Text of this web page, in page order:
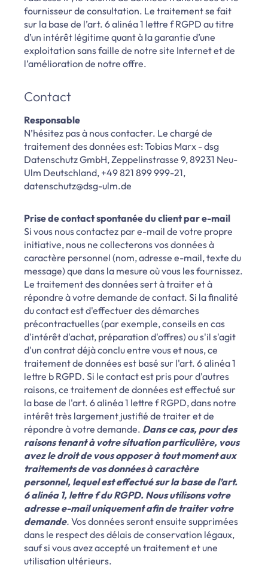
fournisseur de consultation. Le traitement se fait
sur la base de l’art. 6 alinéa 1 lettre f RGPD au titre
d’un intérêt légitime quant à la garantie d’une
exploitation sans faille de notre site Internet et de
l’amélioration de notre offre.
Contact
Responsable
N’hésitez pas à nous contacter. Le chargé de
traitement des données est: Tobias Marx - dsg
Datenschutz GmbH, Zeppelinstrasse 9, 89231 Neu-
Ulm Deutschland, +49 821 899 999-21,
datenschutz@dsg-ulm.de
Prise de contact spontanée du client par e-mail
Si vous nous contactez par e-mail de votre propre
initiative, nous ne collecterons vos données à
caractère personnel (nom, adresse e-mail, texte du
message) que dans la mesure où vous les fournissez.
Le traitement des données sert à traiter et à
répondre à votre demande de contact. Si la finalité
du contact est d'effectuer des démarches
précontractuelles (par exemple, conseils en cas
d'intérêt d'achat, préparation d'offres) ou s'il s'agit
d'un contrat déjà conclu entre vous et nous, ce
traitement de données est basé sur l'art. 6 alinéa 1
lettre b RGPD. Si le contact est pris pour d'autres
raisons, ce traitement de données est effectué sur
la base de l'art. 6 alinéa 1 lettre f RGPD, dans notre
intérêt très largement justifié de traiter et de
répondre à votre demande. Dans ce cas, pour des
raisons tenant à votre situation particulière, vous
avez le droit de vous opposer à tout moment aux
traitements de vos données à caractère
personnel, lequel est effectué sur la base de l’art.
6 alinéa 1, lettre f du RGPD. Nous utilisons votre
adresse e-mail uniquement afin de traiter votre
demande. Vos données seront ensuite supprimées
dans le respect des délais de conservation légaux,
sauf si vous avez accepté un traitement et une
utilisation ultérieurs.